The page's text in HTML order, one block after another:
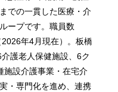
での一貫した医療・介
ープです。職員数
年4月現在）。板橋
護老人保健施設、6ク
施設介護事業・在宅介
・専門化を進め、連携